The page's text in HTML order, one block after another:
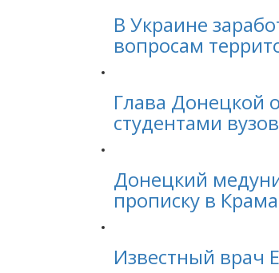
В Украине
вопросам
Глава Донецкой
студентами вузов
Донецкий
прописку в
Известный врач